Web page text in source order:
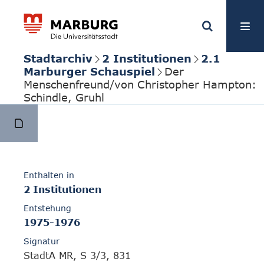
Stadtarchiv 2 Institutionen
2.1
Marburger Schauspiel
Der
Menschenfreund/von Christopher Hampton:
Schindle, Gruhl
Enthalten in
2 Institutionen
Entstehung
1975-1976
Signatur
StadtA MR, S 3/3, 831